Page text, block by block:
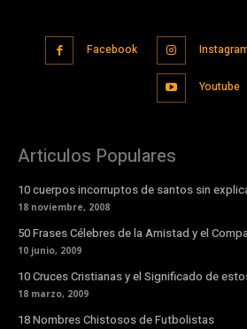
Facebook
Youtube
Articulos Populares
10 cuerpos incorruptos de santos sin
18 noviembre, 2008
50 Frases Célebres de la Amistad y el
10 junio, 2009
10 Cruces Cristianas y el Significado de
18 marzo, 2009
18 Nombres Chistosos de Futbolistas